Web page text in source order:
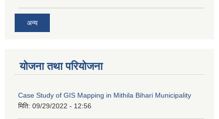
अन्य
योजना तथा परियोजना
Case Study of GIS Mapping in Mithila Bihari Municipality
मिति: 09/29/2022 - 12:56